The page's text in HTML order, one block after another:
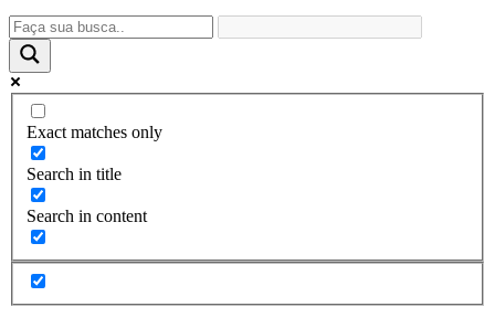
Exact matches only
Search in title
Search in content